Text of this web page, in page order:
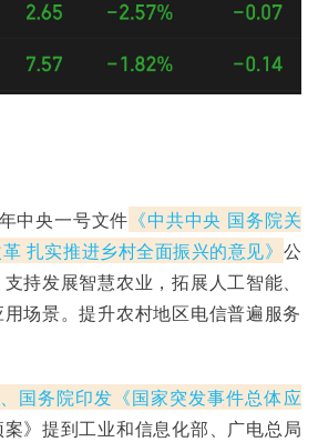
中央一号文件 《中共中央 国务院关
扎实推进乡村全面振兴的意见》 公
持发展智慧农业，拓展人工智能、
场景。提升农村地区电信普遍服务
国务院印发《国家突发事件总体应
案》提到工业和信息化部、广电总局